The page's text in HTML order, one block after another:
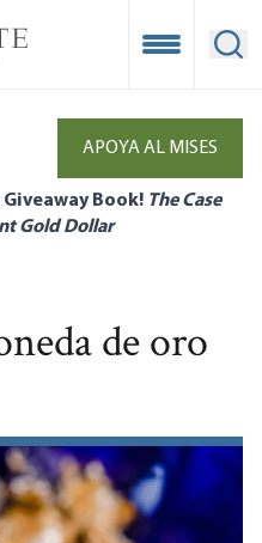
Open
APOYA AL MISES
Book! The Case
Gold Dollar
de oro